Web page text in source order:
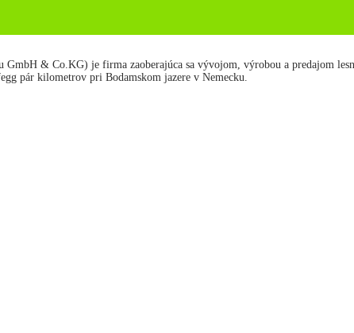
GmbH & Co.KG) je firma zaoberajúca sa vývojom, výrobou a predajom
pár kilometrov pri Bodamskom jazere v Nemecku.